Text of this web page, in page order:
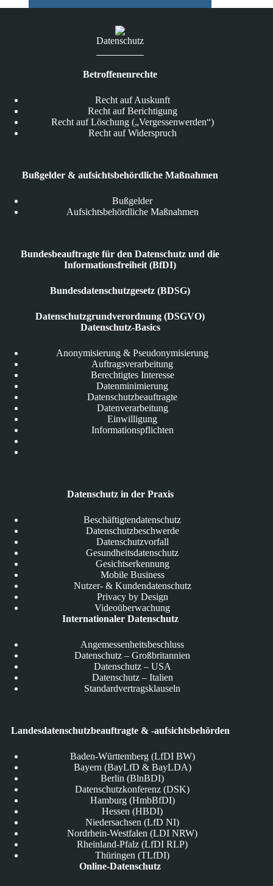
Datenschutz
Betroffenenrechte
Recht auf Auskunft
Recht auf Berichtigung
Recht auf Löschung („Vergessenwerden“)
Recht auf Widerspruch
Bußgelder & aufsichtsbehördliche Maßnahmen
Bußgelder
Aufsichtsbehördliche Maßnahmen
Bundesbeauftragte für den Datenschutz und die
Informationsfreiheit (BfDI)
Bundesdatenschutzgesetz (BDSG)
Datenschutzgrundverordnung (DSGVO)
Datenschutz-Basics
Anonymisierung & Pseudonymisierung
Auftragsverarbeitung
Berechtigtes Interesse
Datenminimierung
Datenschutzbeauftragte
Datenverarbeitung
Einwilligung
Informationspflichten
Datenschutz in der Praxis
Beschäftigtendatenschutz
Datenschutzbeschwerde
Datenschutzvorfall
Gesundheitsdatenschutz
Gesichtserkennung
Mobile Business
Nutzer- & Kundendatenschutz
Privacy by Design
Videoüberwachung
Internationaler Datenschutz
Angemessenheitsbeschluss
Datenschutz – Großbritannien
Datenschutz – USA
Datenschutz – Italien
Standardvertragsklauseln
Landesdatenschutzbeauftragte & -aufsichtsbehörden
Baden-Württemberg (LfDI BW)
Bayern (BayLfD & BayLDA)
Berlin (BlnBDI)
Datenschutzkonferenz (DSK)
Hamburg (HmbBfDI)
Hessen (HBDI)
Niedersachsen (LfD NI)
Nordrhein-Westfalen (LDI NRW)
Rheinland-Pfalz (LfDI RLP)
Thüringen (TLfDI)
Online-Datenschutz